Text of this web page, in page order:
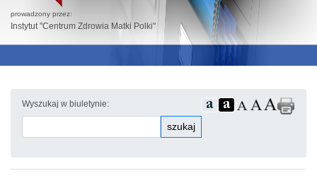
prowadzony przez:
Instytut "Centrum Zdrowia Matki Polki"
Wyszukaj w biuletynie:
szukaj